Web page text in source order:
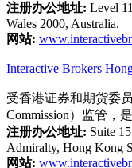
注册办公地址: Level
Wales 2000, Australia.
网站:
Interactive Brokers
受香港证券和期货委员
Commission）监管，是
注册办公地址: Suite
Admiralty, Hong Kong
网站: